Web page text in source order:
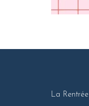
La Rentrée